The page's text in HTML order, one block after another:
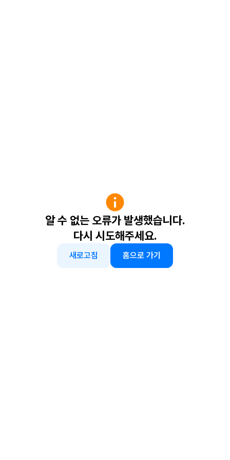
알 수 없는 오류가 발생했습니다.
다시 시도해주세요.
새로고침 홈으로 가기